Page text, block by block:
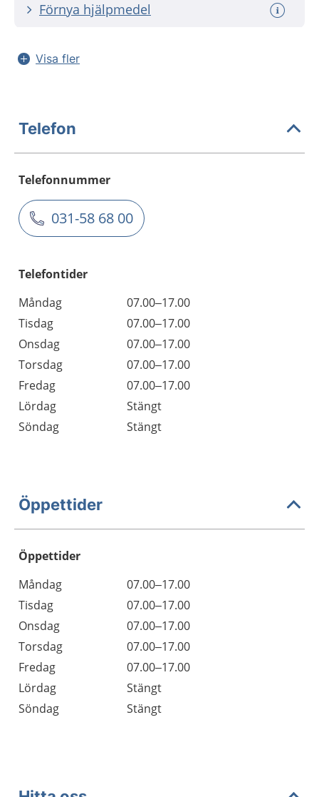
Förnya hjälpmedel
Visa fler
Telefon
Telefonnummer
031-58 68 00
Telefontider
Måndag
07.00–17.00
Tisdag
07.00–17.00
Onsdag
07.00–17.00
Torsdag
07.00–17.00
Fredag
07.00–17.00
Lördag
Stängt
Söndag
Stängt
Öppettider
Öppettider
Dag
Öppettider
Kommentarer
Måndag
07.00–17.00
Tisdag
07.00–17.00
Onsdag
07.00–17.00
Torsdag
07.00–17.00
Fredag
07.00–17.00
Lördag
Stängt
Söndag
Stängt